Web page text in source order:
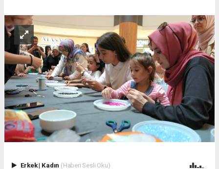
Erkek| Kadın (Haberi Sesli Oku)